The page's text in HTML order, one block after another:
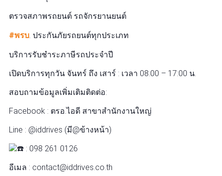
ตรวจสภาพรถยนต์ รถจักรยานยนต์
#พรบ. ประกันภัยรถยนต์ทุกประเภท
บริการรับชำระภาษีรถประจำปี
เปิดบริการทุกวัน จันทร์ ถึง เสาร์ : เวลา 08:00 – 17:00 น.
สอบถามข้อมูลเพิ่มเติมติดต่อ:
Facebook : ตรอ.ไอดี สาขาสำนักงานใหญ่
Line : @iddrives (มี@ข้างหน้า)
: 098 261 0126
อีเมล : contact@iddrives.co.th